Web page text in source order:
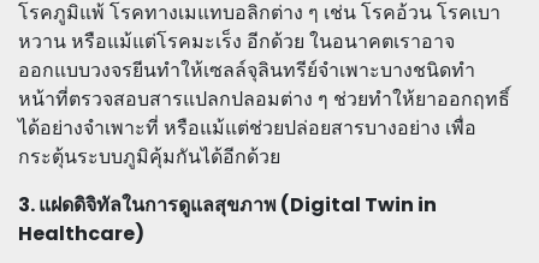
โรคภูมิแพ้ โรคทางเมแทบอลิกต่าง ๆ เช่น โรคอ้วน โรคเบา
หวาน หรือแม้แต่โรคมะเร็ง อีกด้วย ในอนาคตเราอาจ
ออกแบบวงจรยีนทำให้เซลล์จุลินทรีย์จำเพาะบางชนิดทำ
หน้าที่ตรวจสอบสารแปลกปลอมต่าง ๆ ช่วยทำให้ยาออกฤทธิ์
ได้อย่างจำเพาะที่ หรือแม้แต่ช่วยปล่อยสารบางอย่าง เพื่อ
กระตุ้นระบบภูมิคุ้มกันได้อีกด้วย
3. แฝดดิจิทัลในการดูแลสุขภาพ (Digital Twin in
Healthcare)